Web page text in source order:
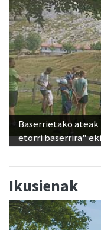
Baserrietako
etorri baserrira"
Ikusienak